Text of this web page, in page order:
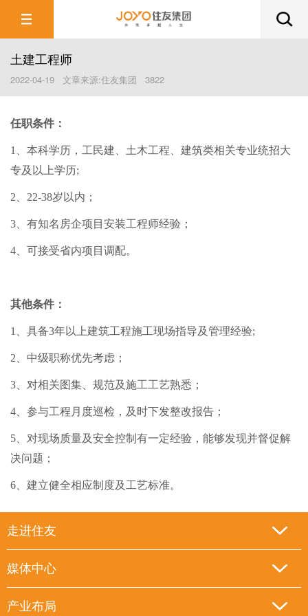
土建工程师
2022-04-19 文章来源:住友集团 3822
任职条件：
1、本科学历，工民建、土木工程、建筑类相关专业统招大
专及以上学历;
2、22-38岁以内；
3、有知名房企项目安装工程师经验；
4、可接受省内项目调配。
其他条件：
1、具备3年以上建筑工程施工现场指导及管理经验;
2、中级职称优先考虑；
3、对相关图集、规范及施工工艺熟悉；
4、参与工程月度巡检，及时下发整改报告；
5、对现场质量及安全控制有一定经验，能够发现并督促解
决问题；
6、建立健全相应制度及工艺标准。
走进住友
媒体中心
产业布局